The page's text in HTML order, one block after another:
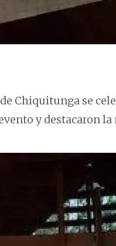
Chiquitunga se
y destacaron